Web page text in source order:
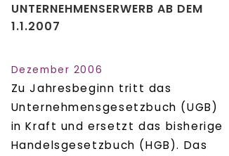
UNTERNEHMENSERWERB AB DEM
1.1.2007
Dezember 2006
Zu Jahresbeginn tritt das
Unternehmensgesetzbuch (UGB)
in Kraft und ersetzt das bisherige
Handelsgesetzbuch (HGB). Das